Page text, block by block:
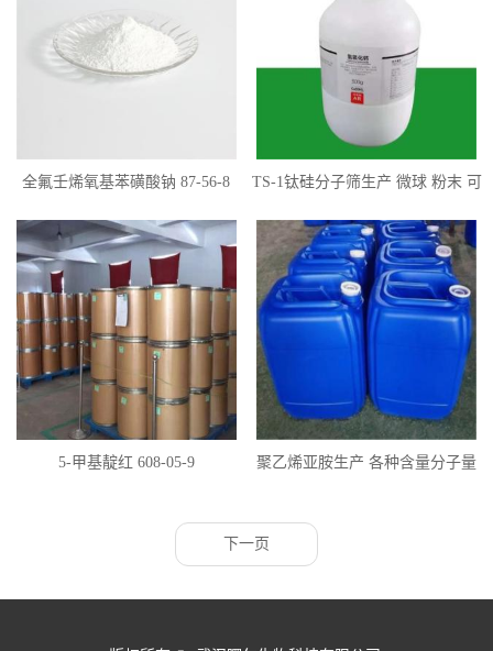
全氟壬烯氧基苯磺酸钠 87-56-8 TS-1钛硅分子筛生产 微球 粉末 可
5-甲基靛红 608-05-9 聚乙烯亚胺生产 各种含量分子量
下一页